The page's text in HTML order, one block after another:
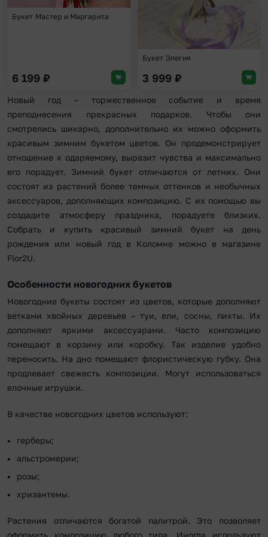
Букет Мастер и Маргарита
6 199 ₽
Букет Элегия
3 999 ₽
Новый год – торжественное событие и время
преподнесения прекрасных подарков. Чтобы они
смотрелись шикарно, дополнительно их можно оформить
красивым зимним букетом цветов. Он продемонстрирует
отношение к одаряемому, выразит чувства и максимально
его порадует. Зимний букет отличаются от летних. Они
состоят из растений более темных оттенков и необычных
аксессуаров, дополняющих композицию. С их помощью вы
создадите атмосферу праздника, порадуете близких.
Собрать и купить красивый зимний букет на день
рождения или новый год в Коломне можно в магазине
Flor2U.
Особенности новогодних букетов
Новогодние букеты состоят из цветов, которые дополняют
ветками хвойных деревьев – туи, ели, сосны, пихты. Их
дополняют яркими аксессуарами. Часто композицию
помещают в корзину или коробку. Так изделие удобно
переносить. На дно помещают флористическую губку. Она
продлевает свежесть композиции. Могут использоваться
елочные игрушки.
В качестве новогодних цветов используют:
герберы;
альстромерии;
розы;
хризантемы.
Растения отличаются богатой палитрой. Это позволяет